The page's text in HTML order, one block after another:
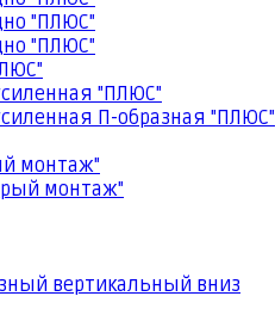
"ПЛЮС"
"ПЛЮС"
"ПЛЮС"
П-образная "ПЛЮС"
монтаж"
монтаж"
вертикальный вниз